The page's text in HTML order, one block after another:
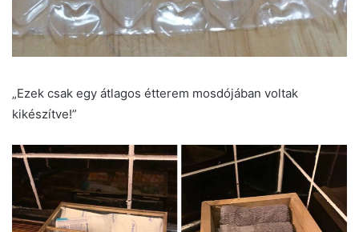
„Ezek csak egy átlagos étterem mosdójában voltak
kikészítve!”